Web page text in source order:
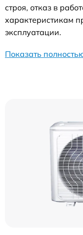
строя, отказ в
характеристикам
эксплуатации.
Показать